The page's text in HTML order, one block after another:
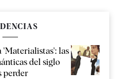
'Materialistas': las
del siglo
perder